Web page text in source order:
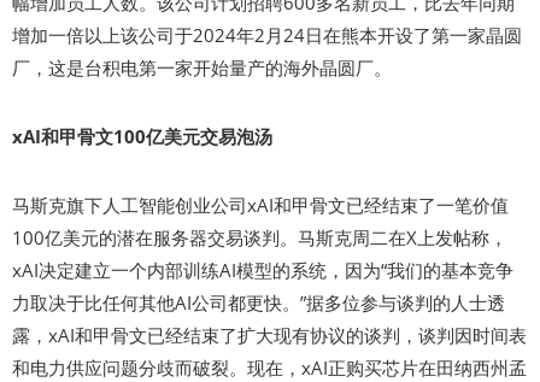
增加一倍以上该公司于2024年2月24日在熊本开设了第一家晶圆
厂，这是台积电第一家开始量产的海外晶圆厂。
xAI和甲骨文100亿美元交易泡汤
马斯克旗下人工智能创业公司xAI和甲骨文已经结束了一笔价值
100亿美元的潜在服务器交易谈判。马斯克周二在X上发帖称，
xAI决定建立一个内部训练AI模型的系统，因为“我们的基本竞争
力取决于比任何其他AI公司都更快。”据多位参与谈判的人士透
露，xAI和甲骨文已经结束了扩大现有协议的谈判，谈判因时间表
和电力供应问题分歧而破裂。现在，xAI正购买芯片在田纳西州孟